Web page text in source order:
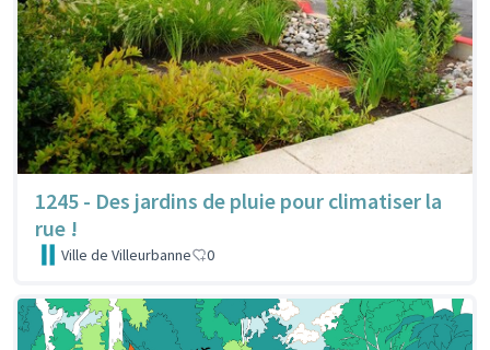
1245 - Des jardins de pluie pour climatiser la
rue !
Ville de Villeurbanne 0